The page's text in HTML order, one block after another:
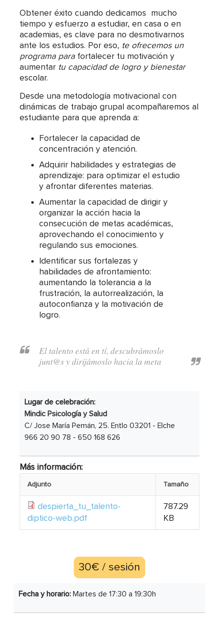
Obtener éxito cuando dedicamos mucho
tiempo y esfuerzo a estudiar, en casa o en
academias, es clave para no desmotivarnos
ante los estudios. Por eso, te ofrecemos un
programa parafortalecer tu motivación y
aumentar tu capacidad de logro y bienestar
escolar.
Desde una metodología motivacional con
dinámicas de trabajo grupal acompañaremos al
estudiante para que aprenda a:
Fortalecer la capacidad de
concentración y atención.
Adquirir habilidades y estrategias de
aprendizaje: para optimizar el estudio
y afrontar diferentes materias.
Aumentar la capacidad de dirigir y
organizar la acción hacia la
consecución de metas académicas,
aprovechando el conocimiento y
regulando sus emociones.
Identificar sus fortalezas y
habilidades de afrontamiento:
aumentando la tolerancia a la
frustración, la autorrealización, la
autoconfianza y la motivación de
logro.
El talento está en tí, descubrámoslo
junt@s y dirijámoslo hacia la meta
Lugar de celebración:
Mindic Psicología y Salud
C/ Jose María Pemán, 25. Entlo 03201 - Elche
966 20 90 78 - 650 168 626
Más información:
Adjunto Tamaño
despierta_tu_talento-
diptico-web.pdf
787.29
KB
30€ / sesión
Fecha y horario: Martes de 17:30 a 19:30h